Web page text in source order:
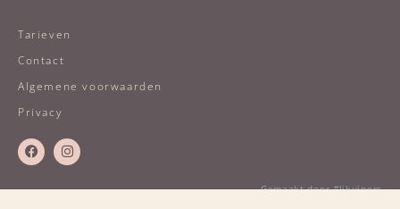
Tarieven
Contact
Algemene voorwaarden
Privacy
Gemaakt door #ljkuipers